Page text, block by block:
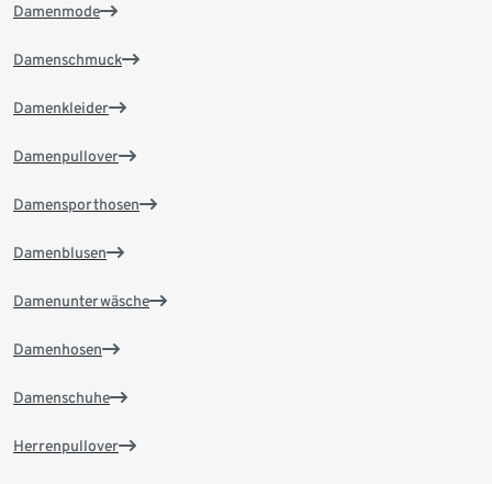
Damenmode
Damenschmuck
Damenkleider
Damenpullover
Damensporthosen
Damenblusen
Damenunterwäsche
Damenhosen
Damenschuhe
Herrenpullover